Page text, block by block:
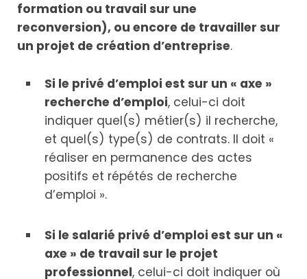
formation ou travail sur une
reconversion), ou encore de travailler sur
un projet de création d’entreprise.
Si le privé d’emploi est sur un « axe »
recherche d’emploi, celui-ci doit
indiquer quel(s) métier(s) il recherche,
et quel(s) type(s) de contrats. Il doit «
réaliser en permanence des actes
positifs et répétés de recherche
d’emploi ».
Si le salarié privé d’emploi est sur un «
axe » de travail sur le projet
professionnel, celui-ci doit indiquer où